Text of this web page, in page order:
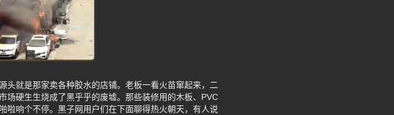
就是那家卖各种胶水的店铺。老板一看火苗窜起来，二
场硬生生烧成了黑乎乎的废墟。那些装修用的木板、PVC
啦响个不停。黑子网用户们在下面聊得热火朝天，有人说